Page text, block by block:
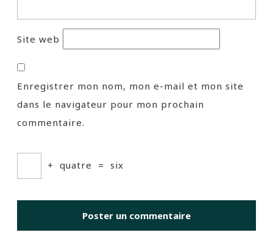
Site web
Enregistrer mon nom, mon e-mail et mon site
dans le navigateur pour mon prochain
commentaire.
+ quatre = six